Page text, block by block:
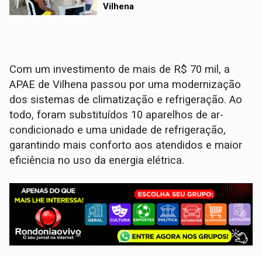
Vilhena
Com um investimento de mais de R$ 70 mil, a
APAE de Vilhena passou por uma modernização
dos sistemas de climatização e refrigeração. Ao
todo, foram substituídos 10 aparelhos de ar-
condicionado e uma unidade de refrigeração,
garantindo mais conforto aos atendidos e maior
eficiência no uso da energia elétrica.